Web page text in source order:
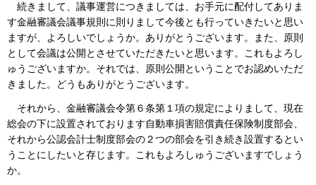
続きまして、議事運営につきましては、お手元に配付してありま
す金融審議会議事規則に則りまして今後とも行っていきたいと思い
ますが、よろしいでしょうか。ありがとうございます。また、原則
として会議は公開とさせていただきたいと思います。これもよろし
ゅうございますか。それでは、原則公開ということでお認めいただ
きました。どうもありがとうございます。
それから、金融審議会令第６条第１項の規定によりまして、現在
総会の下に設置されております自動車損害賠償責任保険制度部会、
それから公認会計士制度部会の２つの部会を引き続き設置するとい
うことにしたいと存じます。これもよろしゅうございますでしょう
か。